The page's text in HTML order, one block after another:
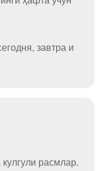
завтра и
расмлар.